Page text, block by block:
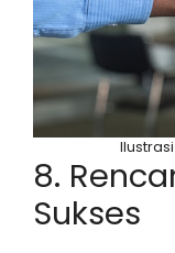
8.
Sukses